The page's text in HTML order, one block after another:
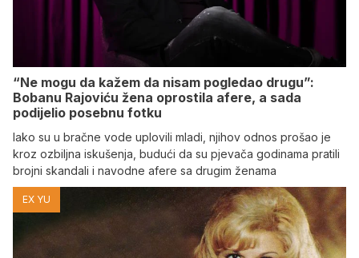
“Ne mogu da kažem da nisam pogledao drugu”:
Bobanu Rajoviću žena oprostila afere, a sada
podijelio posebnu fotku
Iako su u bračne vode uplovili mladi, njihov odnos prošao je
kroz ozbiljna iskušenja, budući da su pjevača godinama pratili
brojni skandali i navodne afere sa drugim ženama
EX YU